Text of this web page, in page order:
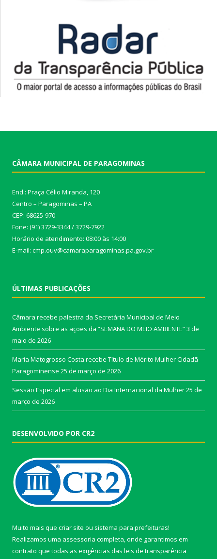
CÂMARA MUNICIPAL DE PARAGOMINAS
End.: Praça Célio Miranda, 120
Centro – Paragominas – PA
CEP: 68625-970
Fone: (91) 3729-3344 / 3729-7922
Horário de atendimento: 08:00 às 14:00
E-mail: cmp.ouv@camaraparagominas.pa.gov.br
ÚLTIMAS PUBLICAÇÕES
Câmara recebe palestra da Secretária Municipal de Meio
Ambiente sobre as ações da “SEMANA DO MEIO AMBIENTE”3 de
maio de 2026
Maria Matogrosso Costa recebe Título de Mérito Mulher Cidadã
Paragominense 25 de março de 2026
Sessão Especial em alusão ao Dia Internacional da Mulher25 de
março de 2026
DESENVOLVIDO POR CR2
Muito mais que criar site ou sistema para prefeituras!
Realizamos uma assessoria completa, onde garantimos em
contrato que todas as exigências das leis de transparência